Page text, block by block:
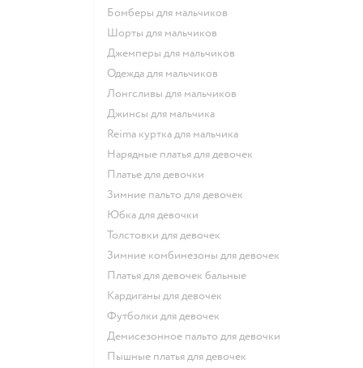
Бомберы для мальчиков
Шорты для мальчиков
Джемперы для мальчиков
Одежда для мальчиков
Лонгсливы для мальчиков
Джинсы для мальчика
Reima куртка для мальчика
Нарядные платья для девочек
Платье для девочки
Зимние пальто для девочек
Юбка для девочки
Толстовки для девочек
Зимние комбинезоны для девочек
Платья для девочек бальные
Кардиганы для девочек
Футболки для девочек
Демисезонное пальто для девочки
Пышные платья для девочек